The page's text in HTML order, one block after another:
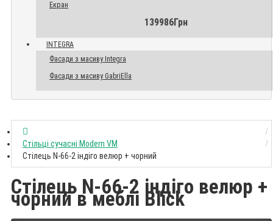
Екран
139986Грн
INTEGRA
Фасади з масиву Integra
Фасади з масиву GabriElla
Стільці сучасні Modern VM
Стілець N-66-2 індіго велюр + чорний
Стілець N-66-2 індіго велюр +
чорний в меблі Blick